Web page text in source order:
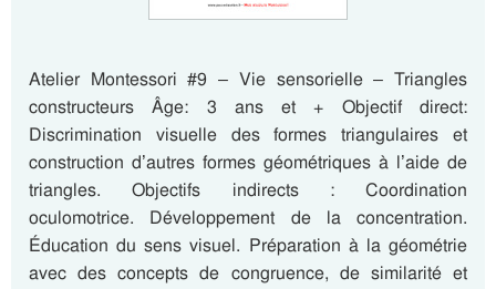
Atelier Montessori #9 – Vie sensorielle – Triangles
constructeurs Âge: 3 ans et + Objectif direct:
Discrimination visuelle des formes triangulaires et
construction d’autres formes géométriques à l’aide de
triangles. Objectifs indirects : Coordination
oculomotrice. Développement de la concentration.
Éducation du sens visuel. Préparation à la géométrie
avec des concepts de congruence, de similarité et